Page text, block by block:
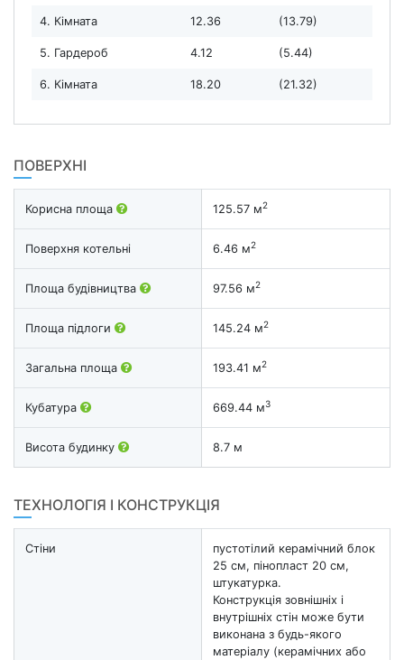
4. Кімната 12.36 (13.79)
5. Гардероб 4.12 (5.44)
6. Кімната 18.20 (21.32)
ПОВЕРХНІ
Корисна площа 125.57 м2
Поверхня котельні 6.46 м2
Площа будівництва 97.56 м2
Площа підлоги 145.24 м2
Загальна площа 193.41 м2
Кубатура 669.44 м3
Висота будинку 8.7 м
ТЕХНОЛОГІЯ І КОНСТРУКЦІЯ
Стіни
пустотілий керамічний блок
25 см, пінопласт 20 см,
штукатурка.
Конструкція зовнішніх і
внутрішніх стін може бути
виконана з будь-якого
матеріалу (керамічних або